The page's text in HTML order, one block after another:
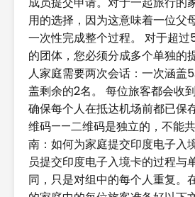
用的选择，因为这意味着一位父
一次性完成整个过程。 对于超
的团体，您必须分成多个单独的
人家庭需要两次会话：一次涵盖
盖剩余的2名。 每位旅客都会收
确保每个人在抵达机场前都已保
维码——二维码是独立的，不能
南：如何为家庭提交印度电子入
员提交印度电子入境卡的过程与
同，只是对组中的每个人重复。